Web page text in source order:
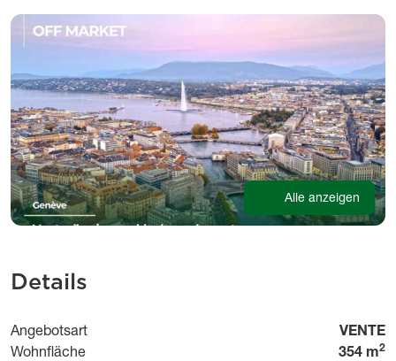
Photos
Alle anzeigen
Details
Angebotsart Usage
VENTE
Wohnfläche
354 m2